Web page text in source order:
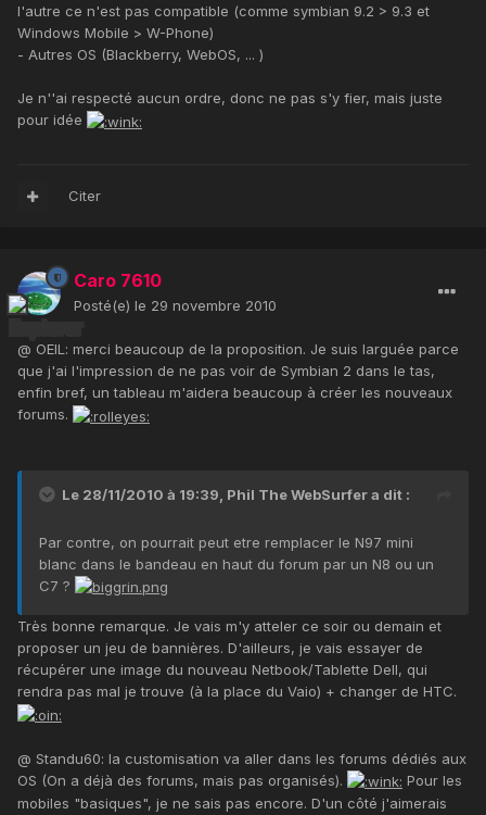
l'autre ce n'est pas compatible (comme symbian 9.2 > 9.3 et
Windows Mobile > W-Phone)
- Autres OS (Blackberry, WebOS, ... )
Je n''ai respecté aucun ordre, donc ne pas s'y fier, mais juste
pour idée
Citer
Caro 7610
Posté(e) le 29 novembre 2010
@ OEIL: merci beaucoup de la proposition. Je suis larguée parce
que j'ai l'impression de ne pas voir de Symbian 2 dans le tas,
enfin bref, un tableau m'aidera beaucoup à créer les nouveaux
forums.
Le 28/11/2010 à 19:39, Phil The WebSurfer a dit :
Par contre, on pourrait peut etre remplacer le N97 mini
blanc dans le bandeau en haut du forum par un N8 ou un
C7 ?
Très bonne remarque. Je vais m'y atteler ce soir ou demain et
proposer un jeu de bannières. D'ailleurs, je vais essayer de
récupérer une image du nouveau Netbook/Tablette Dell, qui
rendra pas mal je trouve (à la place du Vaio) + changer de HTC.
@ Standu60: la customisation va aller dans les forums dédiés aux
OS (On a déjà des forums, mais pas organisés).
Pour les
mobiles "basiques", je ne sais pas encore. D'un côté j'aimerais